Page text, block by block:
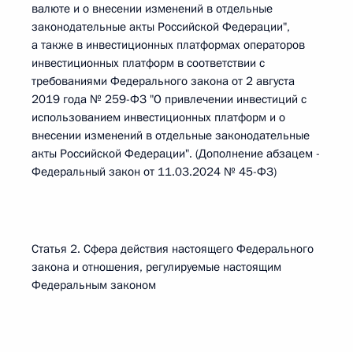
валюте и о внесении изменений в отдельные
законодательные акты Российской Федерации",
а также в инвестиционных платформах операторов
инвестиционных платформ в соответствии с
требованиями Федерального закона от 2 августа
2019 года № 259-ФЗ "О привлечении инвестиций с
использованием инвестиционных платформ и о
внесении изменений в отдельные законодательные
акты Российской Федерации". (Дополнение абзацем -
Федеральный закон от 11.03.2024 № 45-ФЗ)
Статья 2. Сфера действия настоящего Федерального
закона и отношения, регулируемые настоящим
Федеральным законом